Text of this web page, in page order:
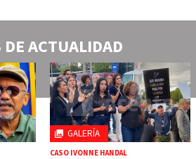
ACTUALIDAD
GALERÍA
CASO IVONNE HANDAL